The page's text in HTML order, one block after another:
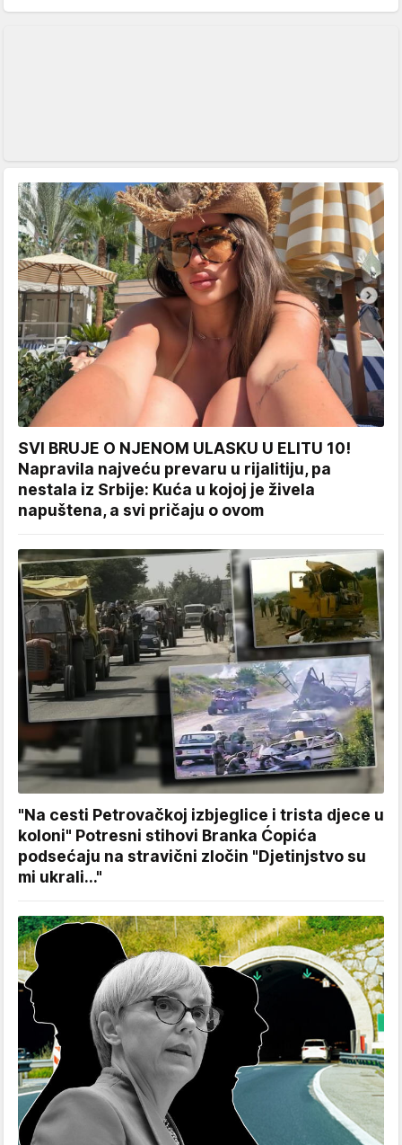
SVI BRUJE O NJENOM ULASKU U ELITU 10!
Napravila najveću prevaru u rijalitiju, pa
nestala iz Srbije: Kuća u kojoj je živela
napuštena, a svi pričaju o ovom
"Na cesti Petrovačkoj izbjeglice i trista djece u
koloni" Potresni stihovi Branka Ćopića
podsećaju na stravični zločin "Djetinjstvo su
mi ukrali..."